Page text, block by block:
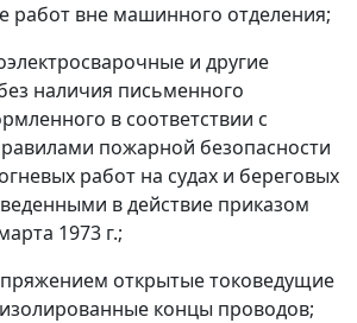
работ вне машинного отделения;
и другие
наличия письменного
в соответствии с
пожарной безопасности
работ на судах и береговых
в действие приказом
1973 г.;
открытые токоведущие
концы проводов;